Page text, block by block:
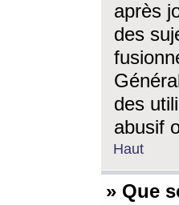
après
des
des
abusif
Haut
» Que